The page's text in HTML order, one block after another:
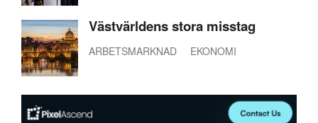
Västvärldens stora misstag
ARBETSMARKNAD EKONOMI